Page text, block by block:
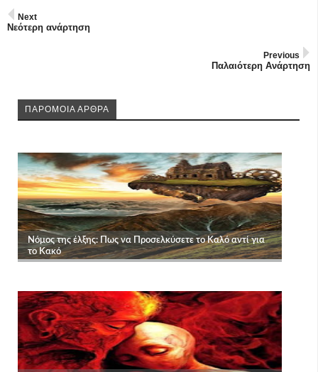
Next
Νεότερη ανάρτηση
Previous
Παλαιότερη Ανάρτηση
ΠΑΡΟΜΟΙΑ ΑΡΘΡΑ